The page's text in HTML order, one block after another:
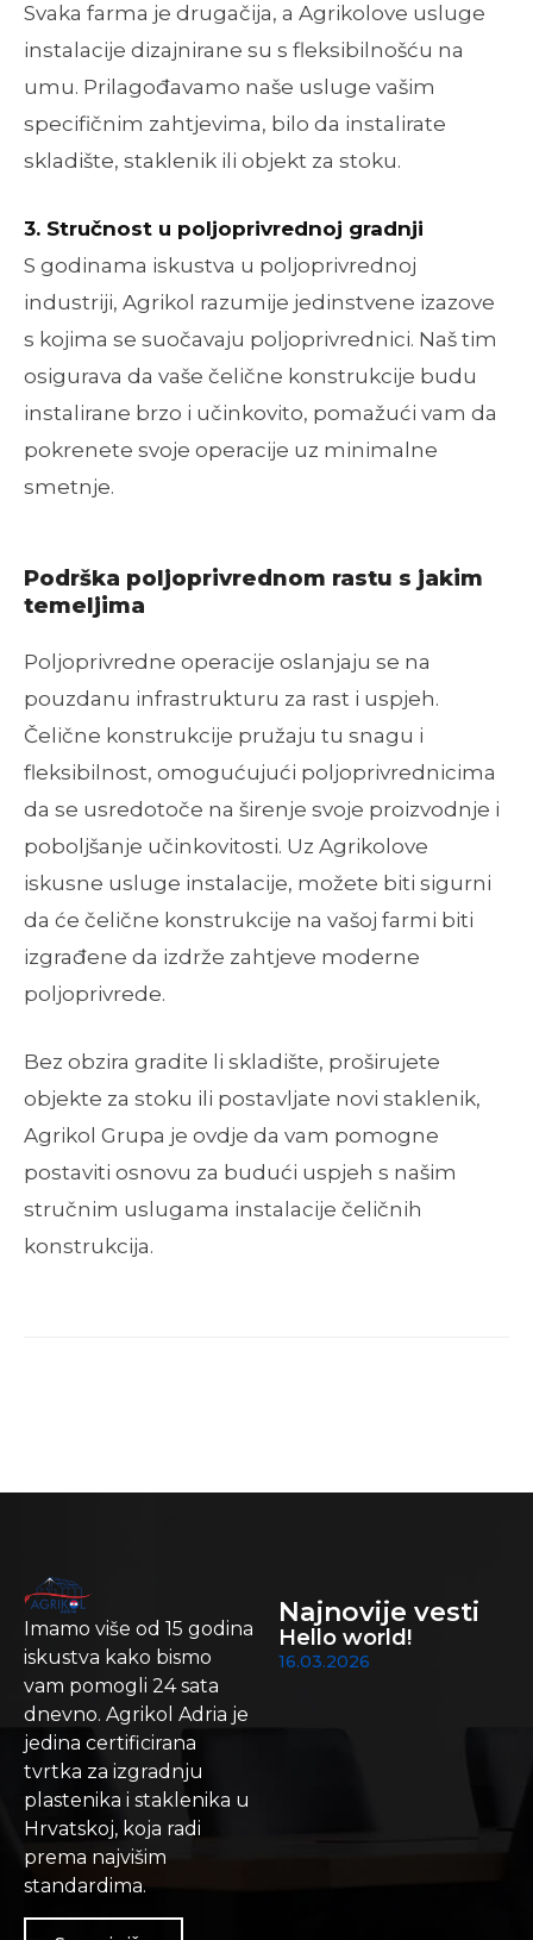
Svaka farma je drugačija, a Agrikolove usluge
instalacije dizajnirane su s fleksibilnošću na
umu. Prilagođavamo naše usluge vašim
specifičnim zahtjevima, bilo da instalirate
skladište, staklenik ili objekt za stoku.
3. Stručnost u poljoprivrednoj gradnji
S godinama iskustva u poljoprivrednoj
industriji, Agrikol razumije jedinstvene izazove
s kojima se suočavaju poljoprivrednici. Naš tim
osigurava da vaše čelične konstrukcije budu
instalirane brzo i učinkovito, pomažući vam da
pokrenete svoje operacije uz minimalne
smetnje.
Podrška poljoprivrednom rastu s jakim
temeljima
Poljoprivredne operacije oslanjaju se na
pouzdanu infrastrukturu za rast i uspjeh.
Čelične konstrukcije pružaju tu snagu i
fleksibilnost, omogućujući poljoprivrednicima
da se usredotoče na širenje svoje proizvodnje i
poboljšanje učinkovitosti. Uz Agrikolove
iskusne usluge instalacije, možete biti sigurni
da će čelične konstrukcije na vašoj farmi biti
izgrađene da izdrže zahtjeve moderne
poljoprivrede.
Bez obzira gradite li skladište, proširujete
objekte za stoku ili postavljate novi staklenik,
Agrikol Grupa je ovdje da vam pomogne
postaviti osnovu za budući uspjeh s našim
stručnim uslugama instalacije čeličnih
konstrukcija.
Imamo više od 15 godina
iskustva kako bismo
vam pomogli 24 sata
dnevno. Agrikol Adria je
jedina certificirana
tvrtka za izgradnju
plastenika i staklenika u
Hrvatskoj, koja radi
prema najvišim
standardima.
Najnovije vesti
Hello world!
16.03.2026